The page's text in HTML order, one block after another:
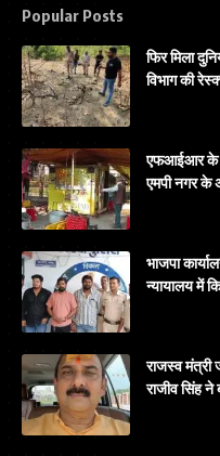
Popular Posts
फिर मिला
विभाग की
एफआईआर के
एमपी नगर के
भाजपा
न्यायालय में
राजस्व मंत्री
राजीव सिंह ने